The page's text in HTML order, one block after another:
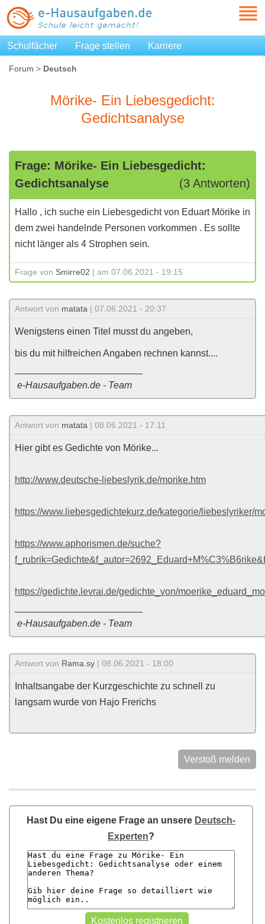
Schulfächer Frage stellen Karriere
Forum > Deutsch
Mörike- Ein Liebesgedicht:
Gedichtsanalyse
Frage: Mörike- Ein Liebesgedicht:
Gedichtsanalyse
(3 Antworten)
Hallo , ich suche ein Liebesgedicht von Eduart Mörike in
dem zwei handelnde Personen vorkommen . Es sollte
nicht länger als 4 Strophen sein.
Frage von Smirre02 | am 07.06.2021 - 19:15
Antwort von matata | 07.06.2021 - 20:37
Wenigstens einen Titel musst du angeben,
bis du mit hilfreichen Angaben rechnen kannst....
e-Hausaufgaben.de - Team
Antwort von matata | 08.06.2021 - 17:11
Hier gibt es Gedichte von Mörike...
http://www.deutsche-liebeslyrik.de/morike.htm
https://www.liebesgedichtekurz.de/kategorie/liebeslyriker/
https://www.aphorismen.de/suche?
https://gedichte.levrai.de/gedichte_von/
e-Hausaufgaben.de - Team
Antwort von Rama.sy | 08.06.2021 - 18:00
Inhaltsangabe der Kurzgeschichte zu schnell zu
langsam wurde von Hajo Frerichs
Verstoß melden
Hast Du eine eigene Frage an unsere Deutsch-
Experten?